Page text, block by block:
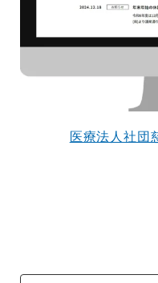
医療法人社団